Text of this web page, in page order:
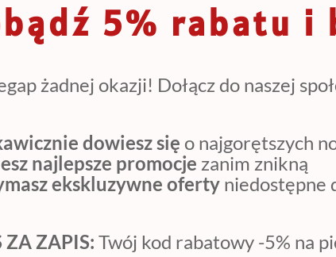
5% rabatu i
żadnej okazji! Dołącz do naszej
dowiesz się o najgorętszych
najlepsze promocje zanim znikną
ekskluzywne oferty niedostępne
ZA ZAPIS: Twój kod rabatowy -5% na